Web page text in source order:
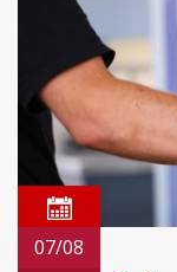
07/08